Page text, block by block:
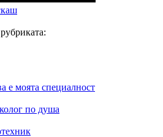
е моята специалност
по душа